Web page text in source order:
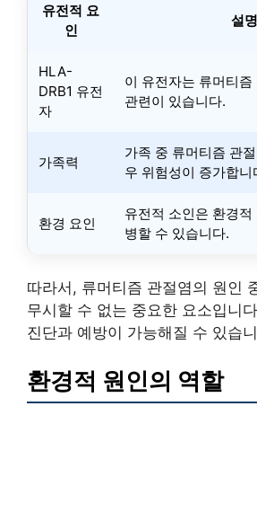
유전적 요
인
설명
HLA-
DRB1 유전
자
이 유전자는 류머티
관련이 있습니다.
가족력
가족 중 류머티즘 관
우 위험성이 증가합니
환경 요인
유전적 소인은 환경
병할 수 있습니다.
따라서, 류머티즘 관절염의 원인
무시할 수 없는 중요한 요소입니
진단과 예방이 가능해질 수 있습
환경적 원인의 역할